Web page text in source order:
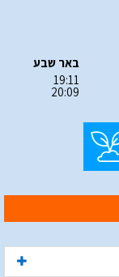
באר שבע
19:11
20:09